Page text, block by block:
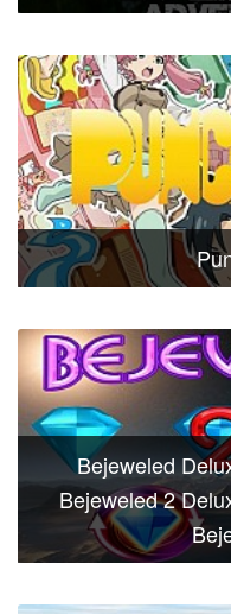
Bejeweled
Bejeweled 2